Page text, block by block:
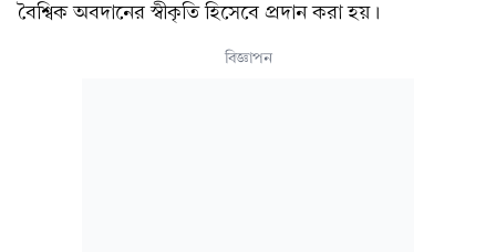
বৈশ্বিক অবদানের স্বীকৃতি হিসেবে প্রদান করা হয়।
বিজ্ঞাপন